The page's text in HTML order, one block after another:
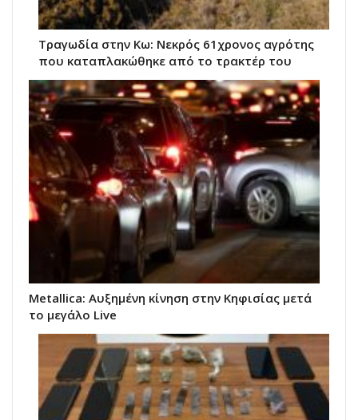
Τραγωδία στην Κω: Νεκρός 61χρονος αγρότης
που καταπλακώθηκε από το τρακτέρ του
Metallica: Αυξημένη κίνηση στην Κηφισίας μετά
το μεγάλο Live